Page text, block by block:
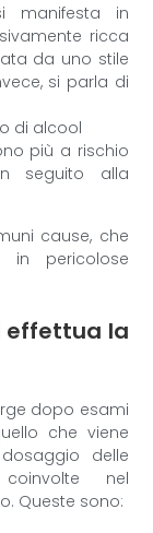
manifesta in
ricca
da uno stile
si parla di
di alcool
più a rischio
seguito alla
cause, che
in pericolose
effettua la
dopo esami
che viene
delle
nel
Queste sono: